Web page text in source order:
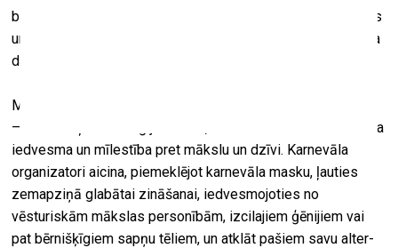
bagātu pasauli – performances, koncerti, radošās darbnīcas
un košas maskas – tas viss un vēl vairāk sagaida karnevāla
dalībniekus līdz pat rītausmai!
Mistiskā persona Igors simbolizē mākslinieka radošo garu
– neizsmeļamu enerģijas avotu, kas vienlaikus ir nerimstoša
iedvesma un mīlestība pret mākslu un dzīvi. Karnevāla
organizatori aicina, piemeklējot karnevāla masku, ļauties
zemapziņā glabātai zināšanai, iedvesmojoties no
vēsturiskām mākslas personībām, izcilajiem ģēnijiem vai
pat bērnišķīgiem sapņu tēliem, un atklāt pašiem savu alter-